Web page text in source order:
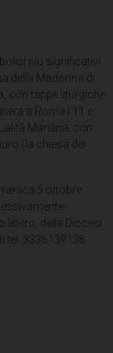
più significativi:
della Madonna di
con tappe liturgiche
a Roma l’11 e
Mariana, con
(la chiesa dei
5 ottobre.
libero, della Diocesi
tel. 3336139136